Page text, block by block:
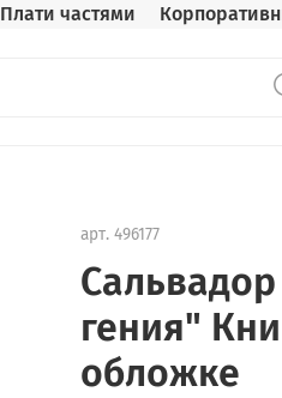
Плати частями
арт. 496177
гения"
обложке